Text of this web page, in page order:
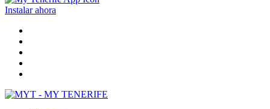
Instalar ahora